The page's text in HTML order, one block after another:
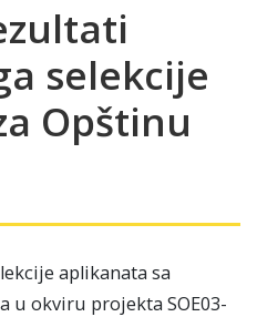
selekcije
Opštinu
aplikanata sa
u okviru projekta SOE03-